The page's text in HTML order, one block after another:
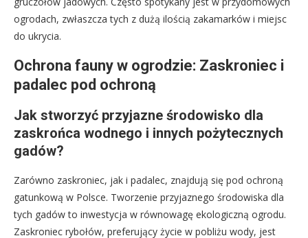
ogrodach, zwłaszcza tych z dużą ilością zakamarków i miejsc
do ukrycia.
Ochrona fauny w ogrodzie: Zaskroniec i
padalec pod ochroną
Jak stworzyć przyjazne środowisko dla
zaskrońca wodnego i innych pożytecznych
gadów?
Zarówno zaskroniec, jak i padalec, znajdują się pod ochroną
gatunkową w Polsce. Tworzenie przyjaznego środowiska dla
tych gadów to inwestycja w równowagę ekologiczną ogrodu.
Zaskroniec rybołów, preferujący życie w pobliżu wody, jest